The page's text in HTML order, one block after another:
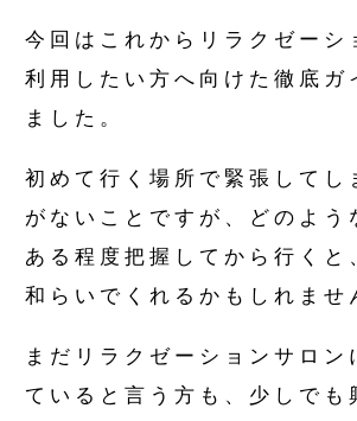
今回はこれからリラクゼーシ
利用したい方へ向けた徹底ガ
ました。
初めて行く場所で緊張してし
がないことですが、どのよう
ある程度把握してから行くと
和らいでくれるかもしれませ
まだリラクゼーションサロン
ていると言う方も、少しでも